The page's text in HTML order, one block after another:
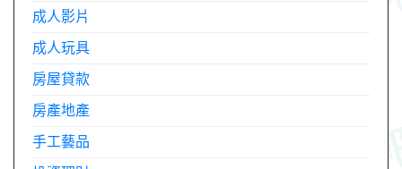
成人影片
成人玩具
房屋貸款
房產地產
手工藝品